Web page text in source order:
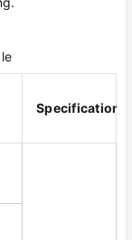
Specification